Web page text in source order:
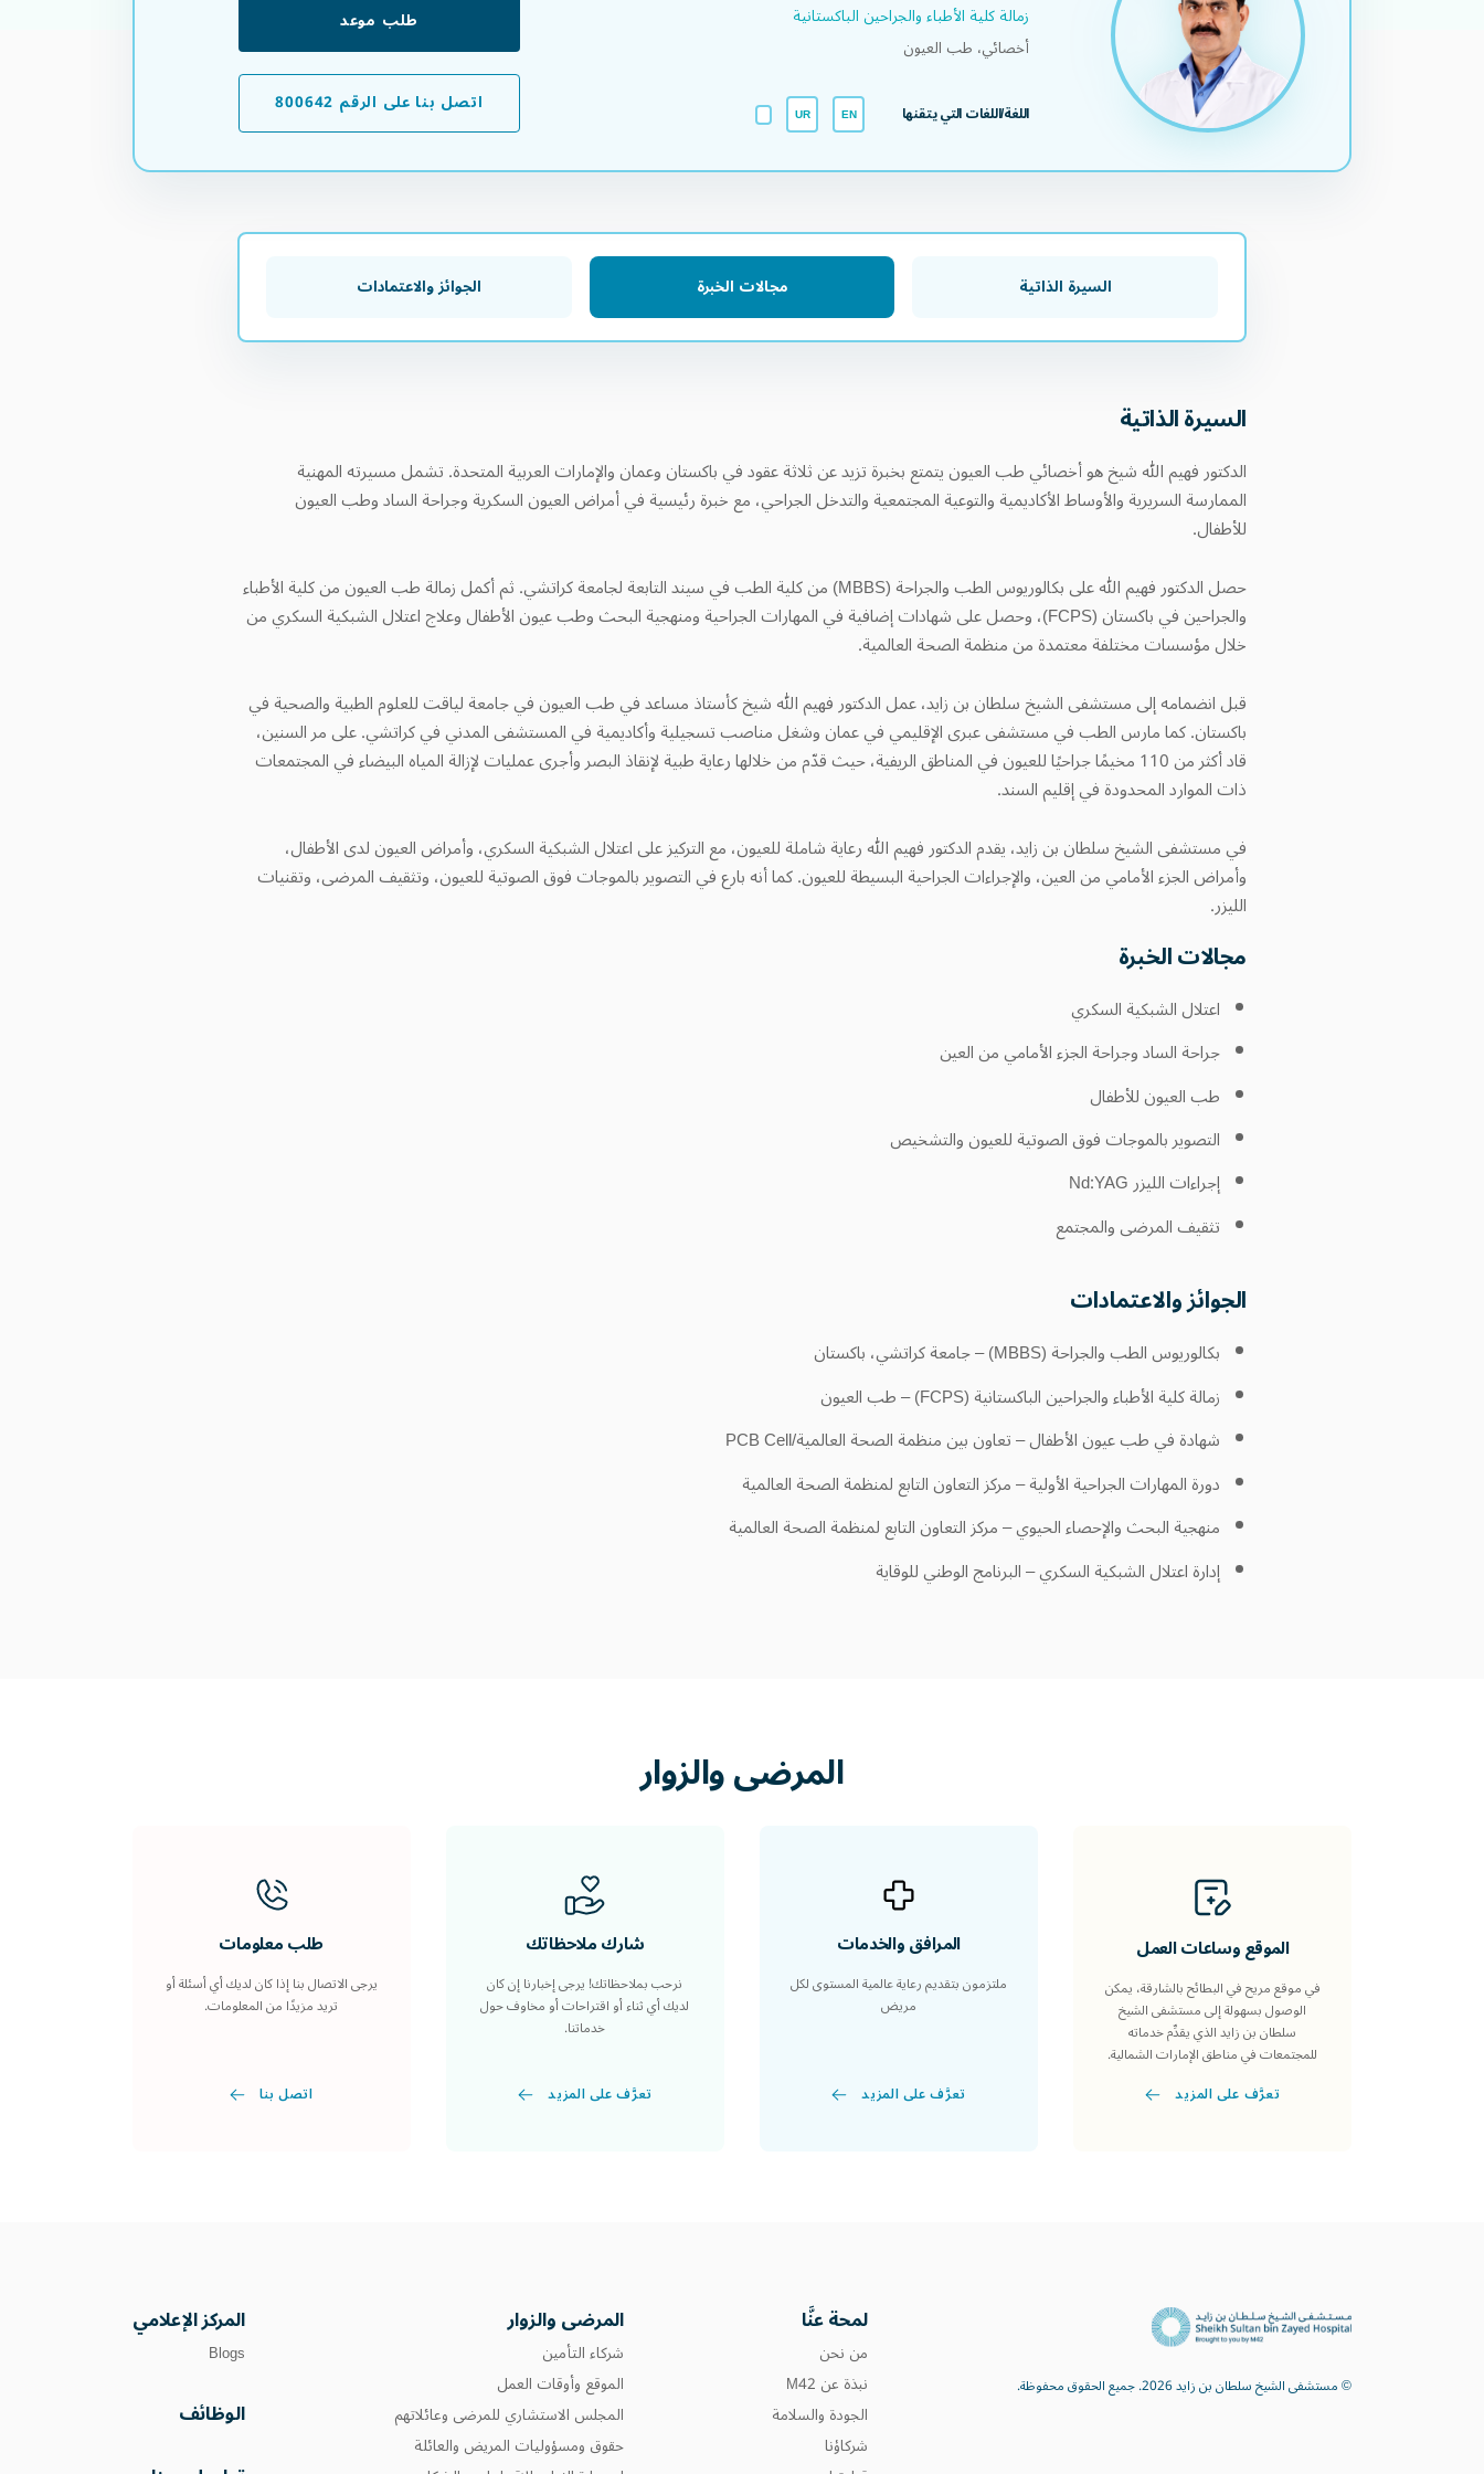
زمالة كلية الأطباء والجراحين الباكستانية​
أخصائي، طب العيون
اللغة/اللغات التي يتقنها EN
UR
طلب موعد
اتصل بنا على الرقم 800642
السيرة الذاتية مجالات الخبرة الجوائز والاعتمادات
السيرة الذاتية
الدكتور فهيم الله شيخ هو أخصائي طب العيون يتمتع بخبرة تزيد عن ثلاثة عقود في باكستان وعمان والإمارات العربية المتحدة. تشمل مسيرته المهنية
الممارسة السريرية والأوساط الأكاديمية والتوعية المجتمعية والتدخل الجراحي، مع خبرة رئيسية في أمراض العيون السكرية وجراحة الساد وطب العيون
للأطفال.
حصل الدكتور فهيم الله على بكالوريوس الطب والجراحة (MBBS) من كلية الطب في سيند التابعة لجامعة كراتشي. ثم أكمل زمالة طب العيون من كلية الأطباء
والجراحين في باكستان (FCPS)، وحصل على شهادات إضافية في المهارات الجراحية ومنهجية البحث وطب عيون الأطفال وعلاج اعتلال الشبكية السكري من
خلال مؤسسات مختلفة معتمدة من منظمة الصحة العالمية.
قبل انضمامه إلى مستشفى الشيخ سلطان بن زايد، عمل الدكتور فهيم الله شيخ كأستاذ مساعد في طب العيون في جامعة لياقت للعلوم الطبية والصحية في
باكستان. كما مارس الطب في مستشفى عبرى الإقليمي في عمان وشغل مناصب تسجيلية وأكاديمية في المستشفى المدني في كراتشي. على مر السنين،
قاد أكثر من 110 مخيمًا جراحيًا للعيون في المناطق الريفية، حيث قدّم من خلالها رعاية طبية لإنقاذ البصر وأجرى عمليات لإزالة المياه البيضاء في المجتمعات
ذات الموارد المحدودة في إقليم السند.
في مستشفى الشيخ سلطان بن زايد، يقدم الدكتور فهيم الله رعاية شاملة للعيون، مع التركيز على اعتلال الشبكية السكري، وأمراض العيون لدى الأطفال،
وأمراض الجزء الأمامي من العين، والإجراءات الجراحية البسيطة للعيون. كما أنه بارع في التصوير بالموجات فوق الصوتية للعيون، وتثقيف المرضى، وتقنيات
الليزر.
مجالات الخبرة
اعتلال الشبكية السكري
جراحة الساد وجراحة الجزء الأمامي من العين
طب العيون للأطفال
التصوير بالموجات فوق الصوتية للعيون والتشخيص
إجراءات الليزر Nd:YAG
تثقيف المرضى والمجتمع
الجوائز والاعتمادات
بكالوريوس الطب والجراحة (MBBS) – جامعة كراتشي، باكستان
زمالة كلية الأطباء والجراحين الباكستانية (FCPS) – طب العيون
شهادة في طب عيون الأطفال – تعاون بين منظمة الصحة العالمية/PCB Cell
دورة المهارات الجراحية الأولية – مركز التعاون التابع لمنظمة الصحة العالمية
منهجية البحث والإحصاء الحيوي – مركز التعاون التابع لمنظمة الصحة العالمية
إدارة اعتلال الشبكية السكري – البرنامج الوطني للوقاية
المرضىوالزوار
الموقع وساعات العمل
في موقع مريح في البطائح بالشارقة، يمكن
الوصول بسهولة إلى مستشفى الشيخ
سلطان بن زايد الذي يقدِّم خدماته
للمجتمعات في مناطق الإمارات الشمالية.
تعرَّف على المزيد
المرافق والخدمات
ملتزمون بتقديم رعاية عالمية المستوى لكل
مريض
تعرَّف على المزيد
شارك ملاحظاتك
نرحب بملاحظاتك! يرجى إخبارنا إن كان
لديك أي ثناء أو اقتراحات أو مخاوف حول
خدماتنا.
تعرَّف على المزيد
طلب معلومات
يرجى الاتصال بنا إذا كان لديك أي أسئلة أو
تريد مزيدًا من المعلومات.
اتصل بنا
© مستشفى الشيخ سلطان بن زايد 2026. جميع الحقوق محفوظة.
لمحة عنَّا
من نحن
نبذة عن M42
الجودة والسلامة
شركاؤنا
المرضى والزوار
شركاء التأمين
الموقع وأوقات العمل
المجلس الاستشاري للمرضى وعائلاتهم
حقوق ومسؤوليات المريض والعائلة
المركز الإعلامي
Blogs
الوظائف